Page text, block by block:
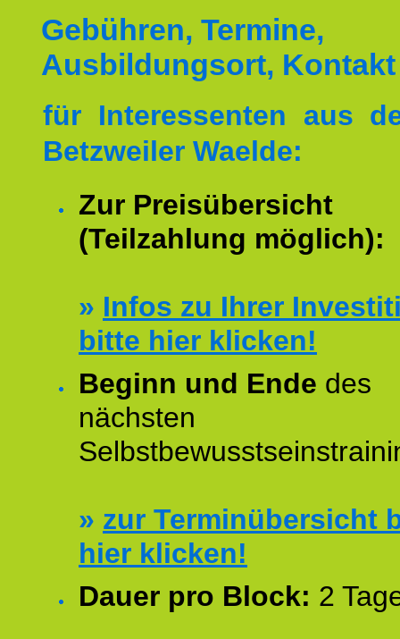
Gebühren, Termine,
Ausbildungsort, Kontakt
für Interessenten aus
Betzweiler Waelde:
Zur Preisübersicht
(Teilzahlung möglich):
» Infos zu Ihrer
bitte hier klicken!
Beginn und Ende des
nächsten
» zur Terminübersicht
hier klicken!
Dauer pro Block: 2